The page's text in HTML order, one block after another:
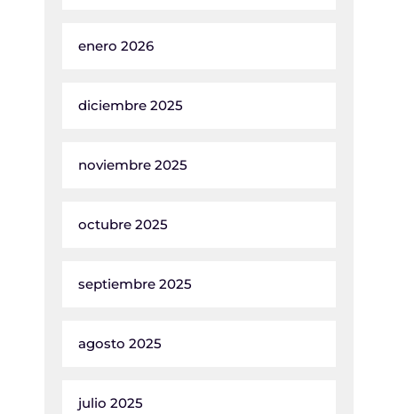
enero 2026
diciembre 2025
noviembre 2025
octubre 2025
septiembre 2025
agosto 2025
julio 2025